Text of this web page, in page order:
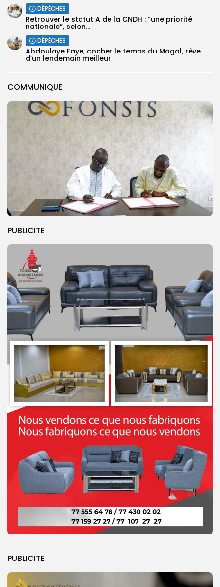
COMMUNIQUE
PUBLICITE
PUBLICITE
DÉPÊCHES
Retrouver le statut A de la CNDH : ”une priorité
nationale”, selon...
DÉPÊCHES
Abdoulaye Faye, cocher le temps du Magal, rêve
d’un lendemain meilleur